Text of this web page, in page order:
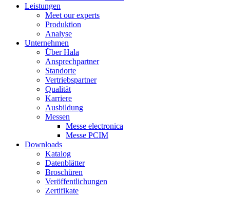
Leistungen
Meet our experts
Produktion
Analyse
Unternehmen
Über Hala
Ansprechpartner
Standorte
Vertriebspartner
Qualität
Karriere
Ausbildung
Messen
Messe electronica
Messe PCIM
Downloads
Katalog
Datenblätter
Broschüren
Veröffentlichungen
Zertifikate